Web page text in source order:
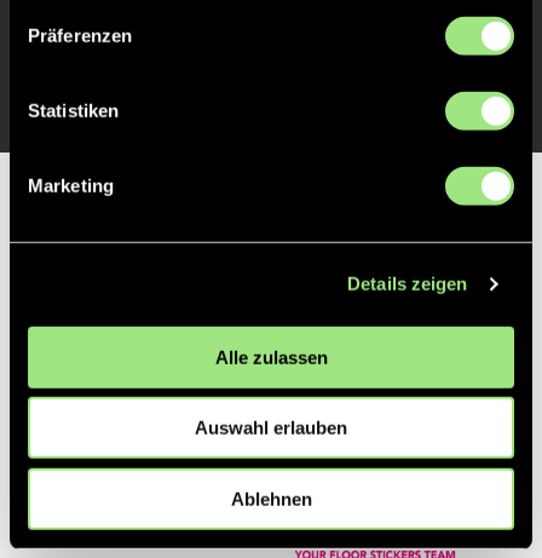
Präferenzen
Statistiken
Marketing
Details zeigen
Alle zulassen
Auswahl erlauben
Ablehnen